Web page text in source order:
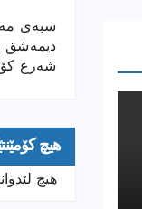
سبەی
دیمەشق
شەرع
هیچ
هیچ